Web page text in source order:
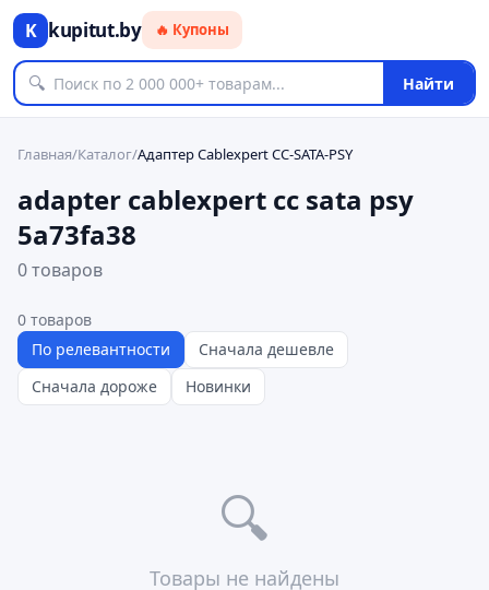
K kupitut.by 🔥 Купоны
🔍 Найти
Главная/Каталог/Адаптер Cablexpert CC-SATA-PSY
adapter cablexpert cc sata psy
5a73fa38
0 товаров
0 товаров
По релевантности
Сначала дешевле
Сначала дороже
Новинки
🔍
Товары не найдены